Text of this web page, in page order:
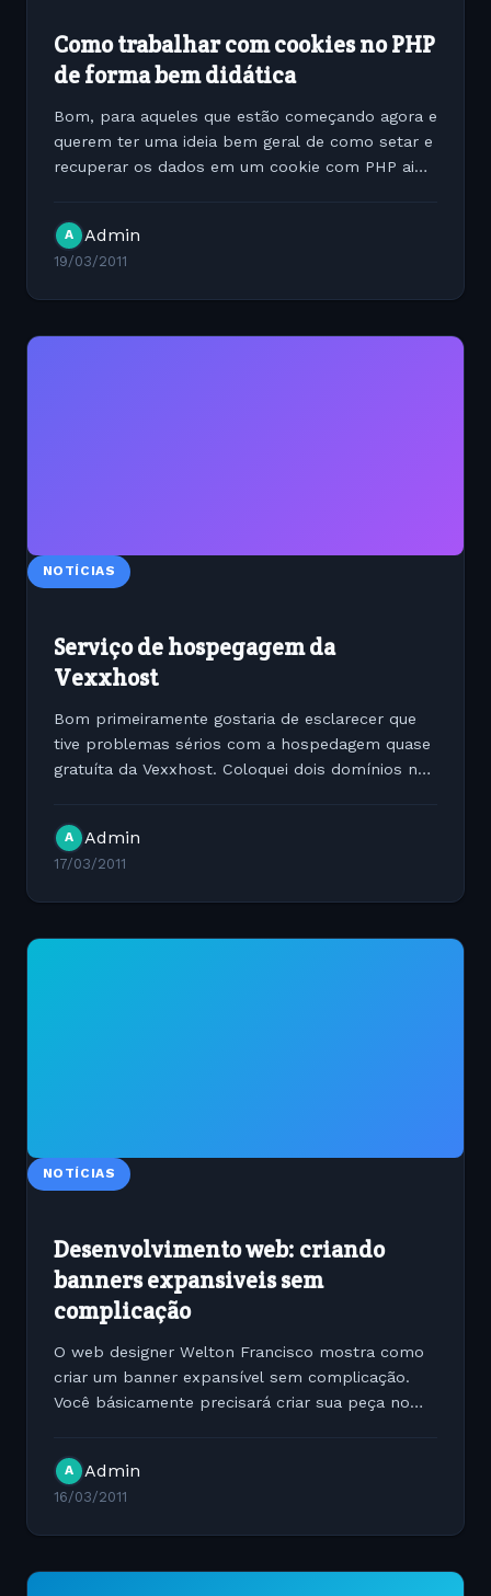
Como trabalhar com cookies no PHP
de forma bem didática
Bom, para aqueles que estão começando agora e
querem ter uma ideia bem geral de como setar e
recuperar os dados em um cookie com PHP ai
e esta string...
A Admin
19/03/2011
NOTÍCIAS
Serviço de hospegagem da
Vexxhost
Bom primeiramente gostaria de esclarecer que
tive problemas sérios com a hospedagem quase
gratuíta da Vexxhost. Coloquei dois domínios no
qual pagamos US$ 40,00...
A Admin
17/03/2011
NOTÍCIAS
Desenvolvimento web: criando
banners expansiveis sem
complicação
O web designer Welton Francisco mostra como
criar um banner expansível sem complicação.
Você básicamente precisará criar sua peça no
peça....
A Admin
16/03/2011